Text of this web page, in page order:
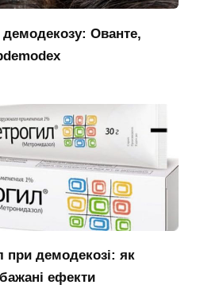
Ованте,
при демодекозі: як
ефекти